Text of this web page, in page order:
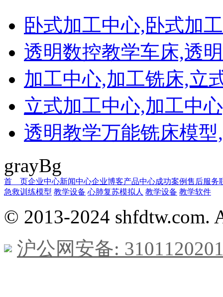
卧式加工中心,卧式加
透明数控教学车床,透
加工中心,加工铣床,立
立式加工中心,加工中
透明教学万能铣床模
grayBg
首 页企业中心新闻中心企业博客产品中心成功案例售后服务
急救训练模型 教学设备 心肺复苏模拟人 教学设备 教学软件
© 2013-2024 shfdtw.com.
沪公网安备: